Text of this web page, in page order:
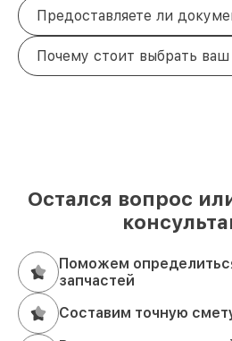
Предоставляете ли
Почему стоит выбрать ваш
Остался вопрос
Поможем
запчастей
Составим точную